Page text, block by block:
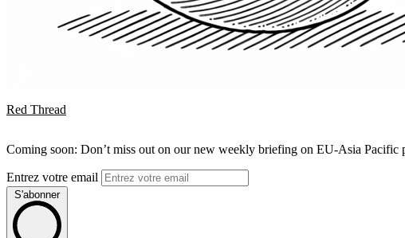
Red Thread
Coming soon: Don’t miss out on our new weekly briefing on EU-Asia Pacific
Entrez votre email
S'abonner